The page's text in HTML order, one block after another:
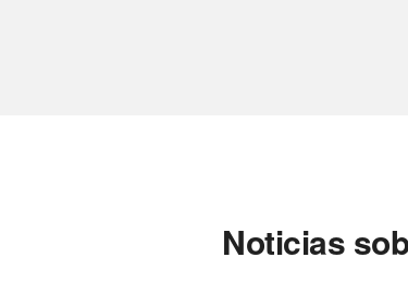
Noticias